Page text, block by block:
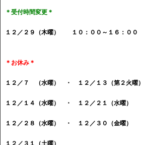
＊受付時間変更＊
１２／２９（木曜） １０：００～１６：００
＊お休み＊
１２／７ （水曜） ・ １２／１３（第２火曜）
１２／１４（水曜） ・ １２／２１（水曜）
１２／２８（水曜） ・ １２／３０（金曜）
１２／３１（土曜）